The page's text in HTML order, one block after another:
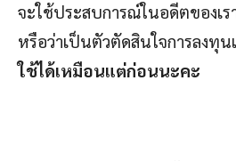
จะใช้ประสบการณ์ในอดีตของเ
หรือว่าเป็นตัวตัดสินใจการลงทุน
ใช้ได้เหมือนแต่ก่อนนะคะ